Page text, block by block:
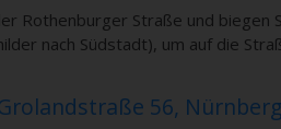
Rothenburger Straße und biegen
nach Südstadt), um auf die
56, Nürnberg